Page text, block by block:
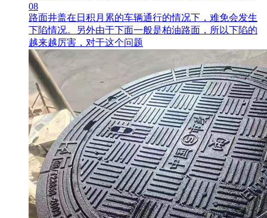
08
路面井盖在日积月累的车辆通行的情况下，难免会发生
下陷情况。另外由于下面一般是柏油路面，所以下陷的
越来越厉害，对于这个问题